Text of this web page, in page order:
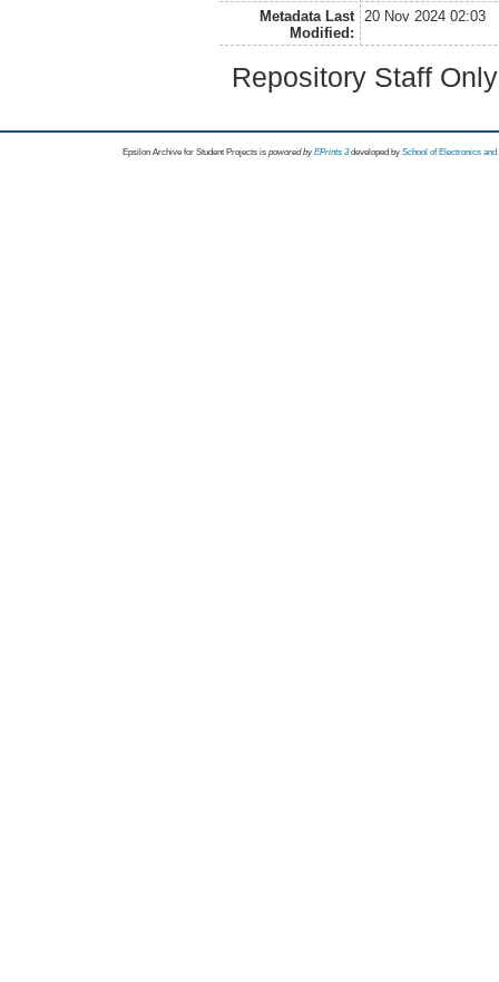
Metadata Last
Modified:
20 Nov 2024 02:03
Repository Staff
Epsilon Archive for Student Projects is powored byEPrints 3 developed by School of Electronics